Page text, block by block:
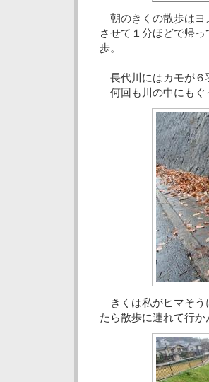
朝のきくの散歩はヨ
させて１分ほどで帰
歩。
長代川にはカモが６
何回も川の中にもぐ
きくは私がヒマそう
たら散歩に連れて行か